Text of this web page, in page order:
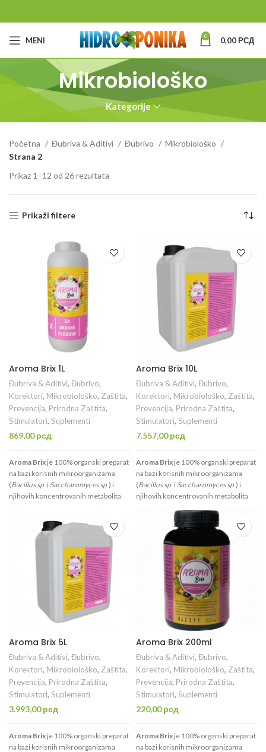
MENI 0 0,00РСД
Mikrobiološko
Kategorije
Početna Đubriva & Aditivi Đubrivo
Mikrobiološko
Strana 2
Prikaz 1–12 od 26 rezultata
Prikaži filtere
Aroma Brix 1L
Đubriva & Aditivi, Đubrivo,
Korektori, Mikrobiološko, Zaštita,
Prevencija, Prirodna Zaštita,
Stimulatori, Suplementi
869,00рсд
Aroma Brix je 100% organski preparat
na bazi korisnih mikroorganizama
(Bacillus sp. i Saccharomyces sp.) i
njihovih koncentrovanih metabolita
plodu; Povećavaju veličinu korena,
lista, cveta i ploda; Olakšavaju
usvajanje ključnih minerala (NPK);
Vraćaju energiju biljci i daju snagu u
periodima stresa; Služi kao prirodna
zaštita od štetnih mikroorganizama
(npr. plesni)... Jednostavnije rečeno,
omogućava bilo kojoj biljci
optimalniji i zdraviji rast i razvoj. Ovaj
proizvod se nekada prodavao pod
Aroma Brix 10L
Đubriva & Aditivi, Đubrivo,
Korektori, Mikrobiološko, Zaštita,
Prevencija, Prirodna Zaštita,
Stimulatori, Suplementi
7.557,00рсд
Aroma Brix je 100% organski preparat
na bazi korisnih mikroorganizama
(Bacillus sp. i Saccharomyces sp.) i
njihovih koncentrovanih metabolita
plodu; Povećavaju veličinu korena,
lista, cveta i ploda; Olakšavaju
usvajanje ključnih minerala (NPK);
Vraćaju energiju biljci i daju snagu u
periodima stresa; Služi kao prirodna
zaštita od štetnih mikroorganizama
(npr. plesni)... Jednostavnije rečeno,
Aroma Brixomogućava bilo kojoj biljci
optimalniji i zdraviji rast i razvoj. Ovaj
proizvod se nekada prodavao pod
Bakterije.
Aroma Brix 5L
Đubriva & Aditivi, Đubrivo,
Korektori, Mikrobiološko, Zaštita,
Prevencija, Prirodna Zaštita,
Stimulatori, Suplementi
3.993,00рсд
Aroma Brix je 100% organski preparat
na bazi korisnih mikroorganizama
Aroma Brix 200ml
Đubriva & Aditivi, Đubrivo,
Korektori, Mikrobiološko, Zaštita,
Prevencija, Prirodna Zaštita,
Stimulatori, Suplementi
220,00рсд
Aroma Brix je 100% organski preparat
na bazi korisnih mikroorganizama